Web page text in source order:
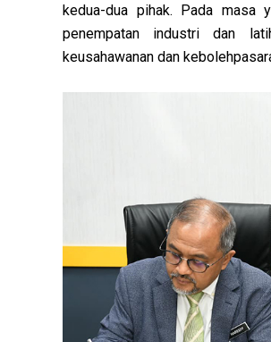
kedua-dua pihak. Pada masa
penempatan industri dan
keusahawanan dan